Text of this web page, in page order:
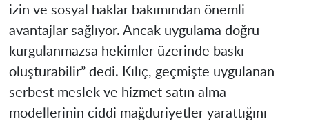
izin ve sosyal haklar bakımından önemli
avantajlar sağlıyor. Ancak uygulama doğru
kurgulanmazsa hekimler üzerinde baskı
oluşturabilir” dedi. Kılıç, geçmişte uygulanan
serbest meslek ve hizmet satın alma
modellerinin ciddi mağduriyetler yarattığını